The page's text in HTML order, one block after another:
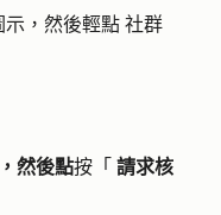
示 ，然後輕點 社群
然後點按「 請求核